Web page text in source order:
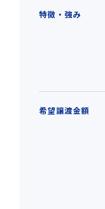
特徴・強み
希望譲渡金額